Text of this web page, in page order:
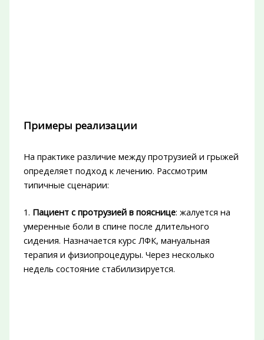
Примеры реализации
На практике различие между протрузией и грыжей
определяет подход к лечению. Рассмотрим
типичные сценарии:
1. Пациент с протрузией в пояснице: жалуется на
умеренные боли в спине после длительного
сидения. Назначается курс ЛФК, мануальная
терапия и физиопроцедуры. Через несколько
недель состояние стабилизируется.